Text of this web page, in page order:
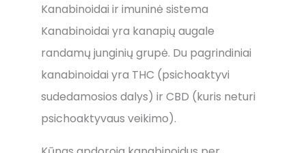
Kanabinoidai ir imuninė sistema
Kanabinoidai yra kanapių augale
randamų junginių grupė. Du pagrindiniai
kanabinoidai yra THC (psichoaktyvi
sudedamosios dalys) ir CBD (kuris neturi
psichoaktyvaus veikimo).